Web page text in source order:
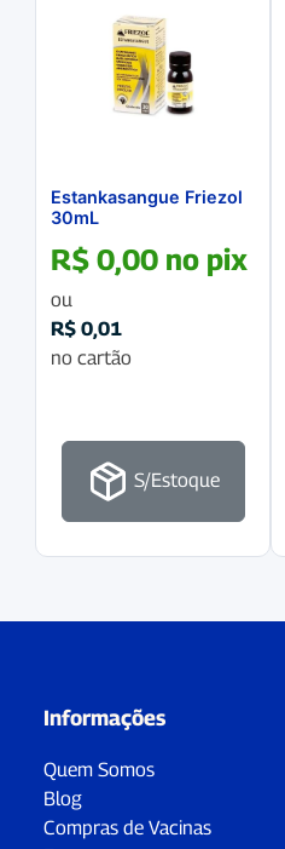
Estankasangue Friezol
30mL
R$ 0,00 no pix
ou
R$ 0,01
no cartão
S/Estoque
Informações
Quem Somos
Blog
Compras de Vacinas